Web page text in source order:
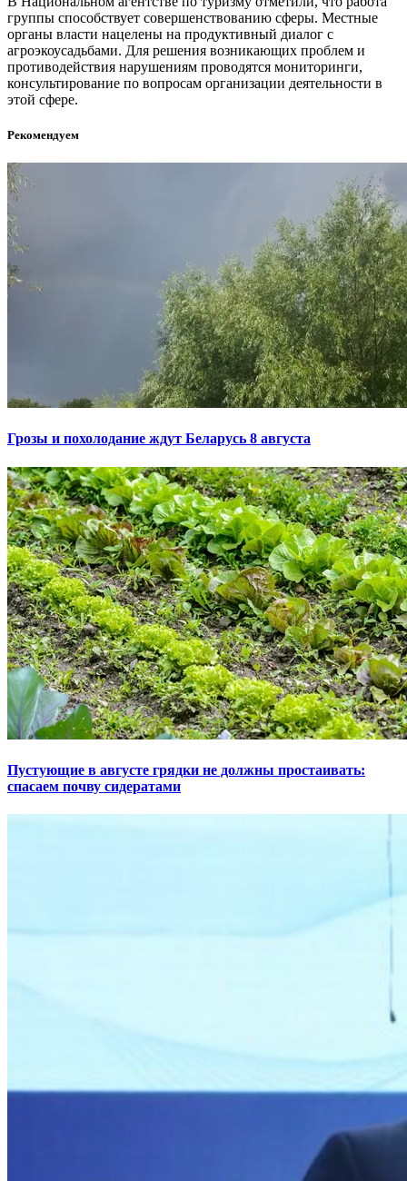
группы способствует совершенствованию сферы. Местные
органы власти нацелены на продуктивный диалог с
агроэкоусадьбами. Для решения возникающих проблем и
противодействия нарушениям проводятся мониторинги,
консультирование по вопросам организации деятельности в
этой сфере.
Рекомендуем
Грозы и похолодание ждут Беларусь 8 августа
Пустующие в августе грядки не должны простаивать:
спасаем почву сидератами